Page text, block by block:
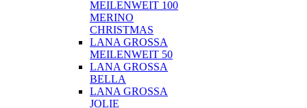
MEILENWEIT 100
MERINO
CHRISTMAS
LANA GROSSA
MEILENWEIT 50
LANA GROSSA
BELLA
LANA GROSSA
JOLIE